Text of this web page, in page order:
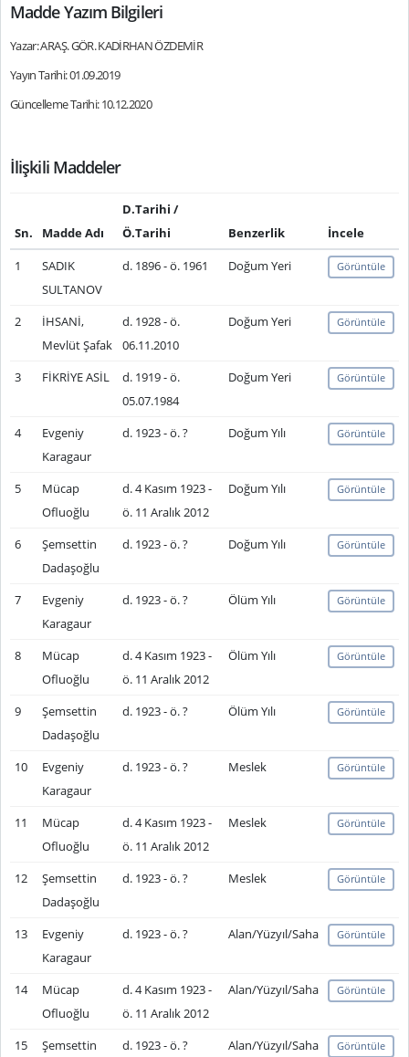
Madde Yazım Bilgileri
Yazar: ARAŞ. GÖR. KADİRHAN ÖZDEMİR
Yayın Tarihi: 01.09.2019
Güncelleme Tarihi: 10.12.2020
İlişkili Maddeler
Sn. Madde Adı
D.Tarihi /
Ö.Tarihi
Benzerlik
İncele
1
SADIK
SULTANOV
d. 1896 - ö. 1961 Doğum Yeri Görüntüle
2
İHSANİ,
Mevlüt Şafak
d. 1928 - ö.
06.11.2010
Doğum Yeri Görüntüle
3 FİKRİYE ASİL
d. 1919 - ö.
05.07.1984
Doğum Yeri Görüntüle
4
Evgeniy
Karagaur
d. 1923 - ö. ? Doğum Yılı Görüntüle
5
Mücap
Ofluoğlu
d. 4 Kasım 1923 -
ö. 11 Aralık 2012
Doğum Yılı Görüntüle
6
Şemsettin
Dadaşoğlu
d. 1923 - ö. ? Doğum Yılı Görüntüle
7
Evgeniy
Karagaur
d. 1923 - ö. ? Ölüm Yılı Görüntüle
8
Mücap
Ofluoğlu
d. 4 Kasım 1923 -
ö. 11 Aralık 2012
Ölüm Yılı Görüntüle
9
Şemsettin
Dadaşoğlu
d. 1923 - ö. ? Ölüm Yılı Görüntüle
10
Evgeniy
Karagaur
d. 1923 - ö. ? Meslek Görüntüle
11
Mücap
Ofluoğlu
d. 4 Kasım 1923 -
ö. 11 Aralık 2012
Meslek Görüntüle
12
Şemsettin
Dadaşoğlu
d. 1923 - ö. ? Meslek Görüntüle
13
Evgeniy
Karagaur
d. 1923 - ö. ? Alan/Yüzyıl/Saha Görüntüle
14
Mücap
Ofluoğlu
d. 4 Kasım 1923 -
ö. 11 Aralık 2012
Alan/Yüzyıl/Saha Görüntüle
15 Şemsettin d. 1923 - ö. ? Alan/Yüzyıl/Saha Görüntüle